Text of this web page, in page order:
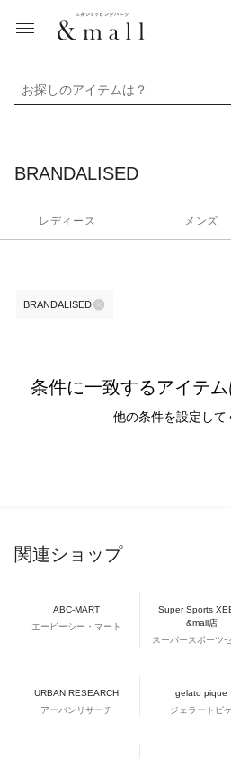
お探しのアイテムは？
BRANDALISED
レディース メンズ
BRANDALISED
条件に一致するアイテ
他の条件を設定して
関連ショップ
ABC-MART
エービーシー・マート
Super Sports
&mall店
スーパースポーツ
URBAN RESEARCH
アーバンリサーチ
gelato pique
ジェラートピケ